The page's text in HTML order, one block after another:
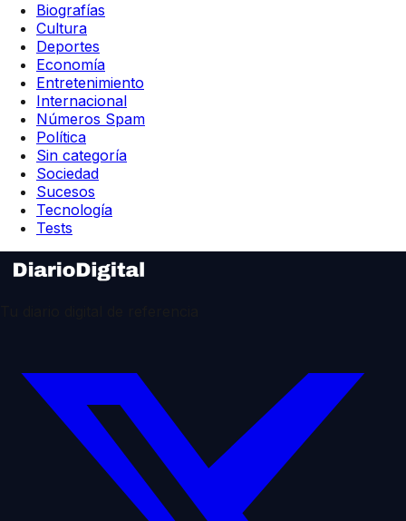
Biografías
Cultura
Deportes
Economía
Entretenimiento
Internacional
Números Spam
Política
Sin categoría
Sociedad
Sucesos
Tecnología
Tests